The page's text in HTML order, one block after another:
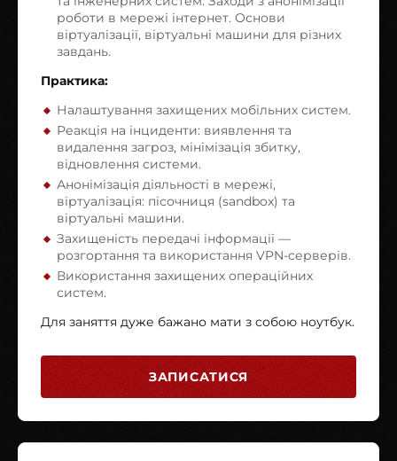
роботи в мережі інтернет. Основи
віртуалізації, віртуальні машини для різних
завдань.
Практика:
Налаштування захищених мобільних систем.
Реакція на інциденти: виявлення та
видалення загроз, мінімізація збитку,
відновлення системи.
Анонімізація діяльності в мережі,
віртуалізація: пісочниця (sandbox) та
віртуальні машини.
Захищеність передачі інформації —
розгортання та використання VPN-серверів.
Використання захищених операційних
систем.
Для заняття дуже бажано мати з собою ноутбук.
ЗАПИСАТИСЯ